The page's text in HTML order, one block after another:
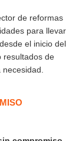
de reformas
para llevar
el inicio del
resultados de